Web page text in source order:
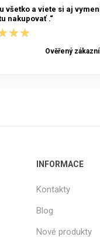
všetko a viete si aj
nakupovať .“
Ověřený
INFORMACE
Kontakty
Blog
Nové produkty